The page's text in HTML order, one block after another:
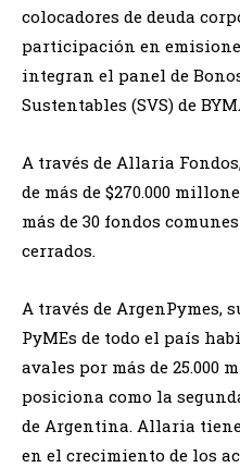
colocadores de deuda
participación en
integran el panel de
Sustentables (SVS) de
A través de Allaria
de más de $270.000
más de 30 fondos
cerrados.
A través de ArgenPymes,
PyMEs de todo el país
avales por más de 25.000
posiciona como la
de Argentina. Allaria
en el crecimiento de los